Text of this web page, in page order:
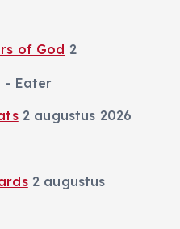
of God 2
- Eater
2 augustus 2026
2 augustus